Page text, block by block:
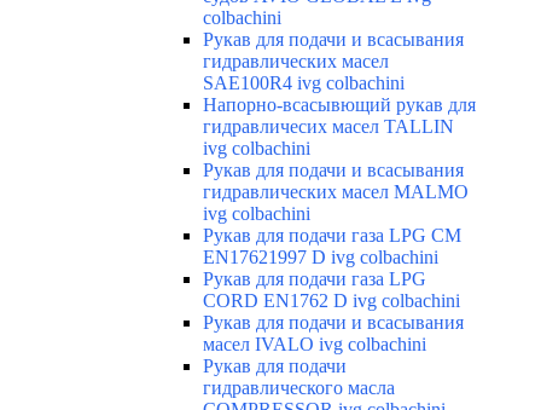
colbachini
Рукав для подачи и всасывания
гидравлических масел
SAE100R4 ivg colbachini
Напорно-всасывющий рукав для
гидравличесих масел TALLIN
ivg colbachini
Рукав для подачи и всасывания
гидравлических масел MALMO
ivg colbachini
Рукав для подачи газа LPG CM
EN17621997 D ivg colbachini
Рукав для подачи газа LPG
CORD EN1762 D ivg colbachini
Рукав для подачи и всасывания
масел IVALO ivg colbachini
Рукав для подачи
гидравлического масла